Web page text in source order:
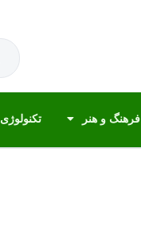
فرهنگ و هنر تکنولوژی